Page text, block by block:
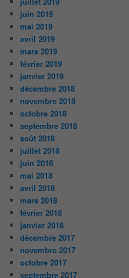
juin 2019
mai 2019
avril 2019
mars 2019
février 2019
janvier 2019
décembre 2018
novembre 2018
octobre 2018
septembre 2018
août 2018
juillet 2018
juin 2018
mai 2018
avril 2018
mars 2018
février 2018
janvier 2018
décembre 2017
novembre 2017
octobre 2017
septembre 2017